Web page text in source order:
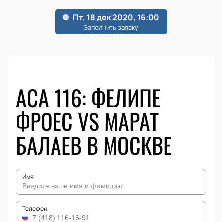
ACA 116: ФЕЛИПЕ
ФРОЕС VS МАРАТ
БАЛАЕВ В МОСКВЕ
Имя
Телефон